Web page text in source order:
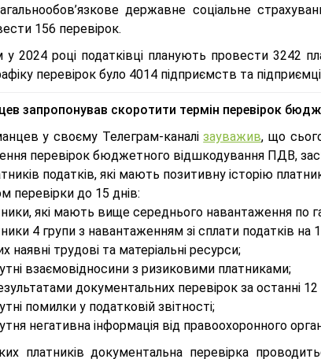
державне соціальне
156 перевірок.
у 2024 році податківці планують провести 3242
перевірок було 4014 підприємств та
запропонував скоротити термін перевірок
у своєму Телеграм-каналізауважив, що
перевірок бюджетного відшкодування ПДВ,
податків, які мають позитивну історію
перевірки до 15 днів:
які мають вище середнього навантаження по
4 групи з навантаженням зі сплати податків на
наявні трудові та матеріальні ресурси;
взаємовідносини з ризиковими платниками;
документальних перевірок за останні
помилки у податковій звітності;
негативна інформація від правоохоронного
платників документальна перевірка